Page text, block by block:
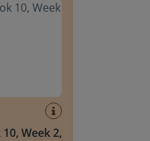
Week 2,